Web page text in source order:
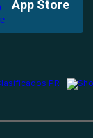
App Store